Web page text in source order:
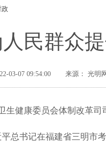
政
民群众
03-07 09:54:00 来源： 光明
健康委员会体制改革司
书记在福建省三明市